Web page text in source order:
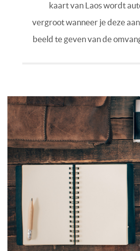
kaart van Laos wordt
vergroot wanneer je deze
beeld te geven van de